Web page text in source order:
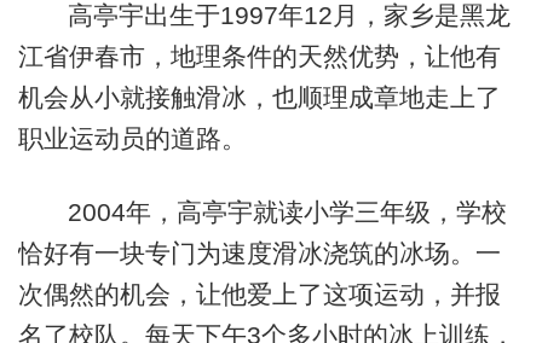
高亭宇出生于1997年12月，家乡是黑龙
江省伊春市，地理条件的天然优势，让他有
机会从小就接触滑冰，也顺理成章地走上了
职业运动员的道路。
2004年，高亭宇就读小学三年级，学校
恰好有一块专门为速度滑冰浇筑的冰场。一
次偶然的机会，让他爱上了这项运动，并报
名了校队。每天下午3个多小时的冰上训练，